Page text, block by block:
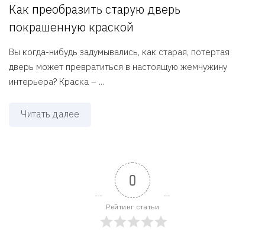
Как преобразить старую дверь
покрашенную краской
Вы когда-нибудь задумывались, как старая, потертая
дверь может превратиться в настоящую жемчужину
интерьера? Краска – ...
Читать далее
0
Рейтинг статьи